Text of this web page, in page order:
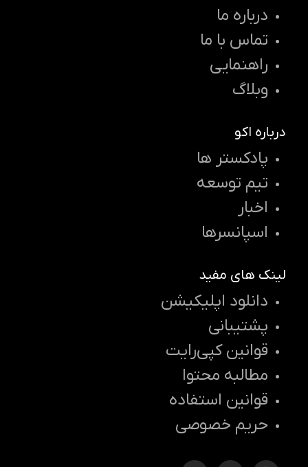
درباره ما
تماس با ما
راهنمایی
وبلاگ
درباره اکو
پادکستر ها
تیم توسعه
اخبار
اسپانسرها
لینک های مفید
دانلود اپلیکیشن
پشتیبانی
قوانین کپی‌رایت
مطالبه محتوا
قوانین استفاده
حریم خصوصی